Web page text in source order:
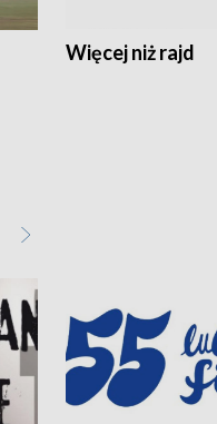
Więcej niż rajd